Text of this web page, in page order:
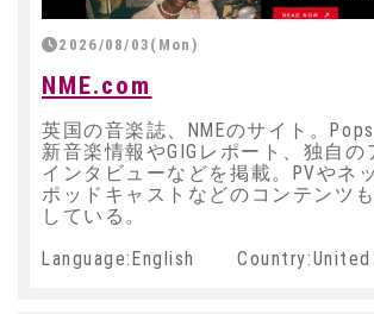
2026/08/03(Mon)
NME.com
英国の音楽誌、NMEのサイト。
新音楽情報やGIGレポート、独自の
インタビューなどを掲載。PVやネ
ポッドキャストなどのコンテンツ
している。
Language:English Country:United